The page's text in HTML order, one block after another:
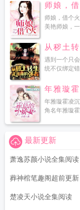
师娘，
师娘，借个
美艳师娘，
从秽土
遇到一个只
统不仅绑定
年雅璇
年雅璇霍凌
角名年雅璇
最新更新
萧逸苏颜小说全集阅读
葬神棺笔趣阁超前更新
楚凌天小说全集阅读